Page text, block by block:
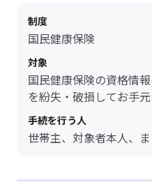
制度
国民健康保険
対象
国民健康保険の資格情
を紛失・破損してお手
手続を行う人
世帯主、対象者本人、